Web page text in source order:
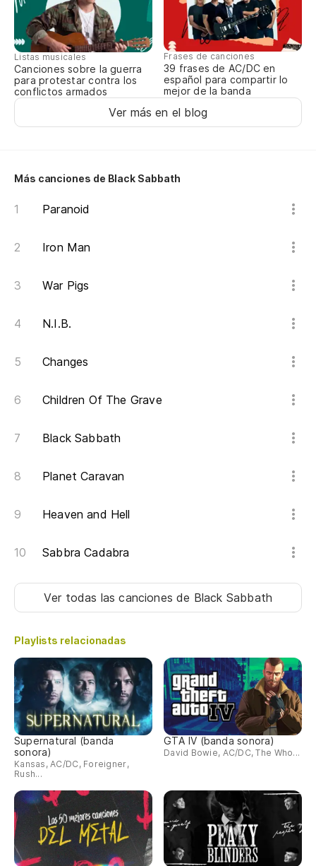
Listas musicales
Canciones sobre la guerra
para protestar contra los
conflictos armados
Frases de canciones
39 frases de AC/DC en
español para compartir lo
mejor de la banda
Ver más en el blog
Más canciones de Black Sabbath
Paranoid
Iron Man
War Pigs
N.I.B.
Changes
Children Of The Grave
Black Sabbath
Planet Caravan
Heaven and Hell
Sabbra Cadabra
Ver todas las cancionesde Black Sabbath
Playlists relacionadas
Supernatural (banda
sonora)
Kansas, AC/DC, Foreigner,
Rush...
GTA IV (banda sonora)
David Bowie, AC/DC, The Who...